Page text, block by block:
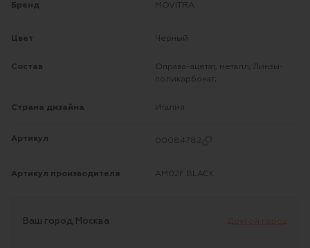
Бренд MOVITRA
Цвет Черный
Состав
Оправа-ацетат, металл; Линзы-
поликарбонат;
Страна дизайна Италия
Артикул 00084782
Артикул производителя AM02F BLACK
Ваш город Москва Другой город